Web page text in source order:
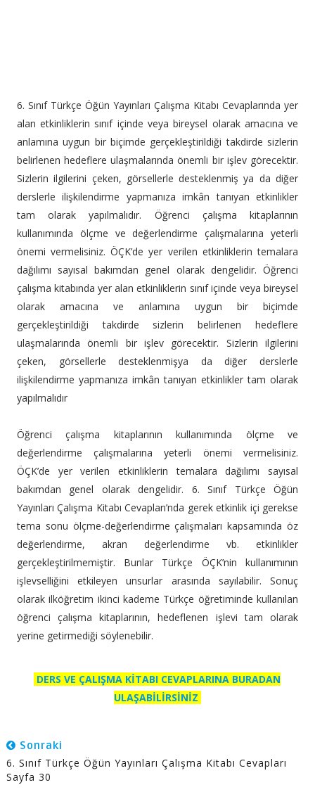
6. Sınıf Türkçe Öğün Yayınları Çalışma Kitabı Cevaplarında yer
alan etkinliklerin sınıf içinde veya bireysel olarak amacına ve
anlamına uygun bir biçimde gerçekleştirildiği takdirde sizlerin
belirlenen hedeflere ulaşmalarında önemli bir işlev görecektir.
Sizlerin ilgilerini çeken, görsellerle desteklenmiş ya da diğer
derslerle ilişkilendirme yapmanıza imkân tanıyan etkinlikler
tam olarak yapılmalıdır. Öğrenci çalışma kitaplarının
kullanımında ölçme ve değerlendirme çalışmalarına yeterli
önemi vermelisiniz. ÖÇK’de yer verilen etkinliklerin temalara
dağılımı sayısal bakımdan genel olarak dengelidir. Öğrenci
çalışma kitabında yer alan etkinliklerin sınıf içinde veya bireysel
olarak amacına ve anlamına uygun bir biçimde
gerçekleştirildiği takdirde sizlerin belirlenen hedeflere
ulaşmalarında önemli bir işlev görecektir. Sizlerin ilgilerini
çeken, görsellerle desteklenmişya da diğer derslerle
ilişkilendirme yapmanıza imkân tanıyan etkinlikler tam olarak
yapılmalıdır
Öğrenci çalışma kitaplarının kullanımında ölçme ve
değerlendirme çalışmalarına yeterli önemi vermelisiniz.
ÖÇK’de yer verilen etkinliklerin temalara dağılımı sayısal
bakımdan genel olarak dengelidir. 6. Sınıf Türkçe Öğün
Yayınları Çalışma Kitabı Cevapları’nda gerek etkinlik içi gerekse
tema sonu ölçme-değerlendirme çalışmaları kapsamında öz
değerlendirme, akran değerlendirme vb. etkinlikler
gerçekleştirilmemiştir. Bunlar Türkçe ÖÇK’nin kullanımının
işlevselliğini etkileyen unsurlar arasında sayılabilir. Sonuç
olarak ilköğretim ikinci kademe Türkçe öğretiminde kullanılan
öğrenci çalışma kitaplarının, hedeflenen işlevi tam olarak
yerine getirmediği söylenebilir.
DERS VE ÇALIŞMA KİTABI CEVAPLARINA BURADAN
ULAŞABİLİRSİNİZ
Sonraki
6. Sınıf Türkçe Öğün Yayınları Çalışma Kitabı Cevapları
Sayfa 30